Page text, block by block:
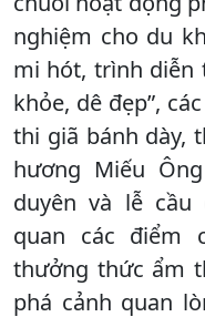
nghiệm cho du
mi hót, trình diễn
khỏe, dê đẹp”,
thi giã bánh dày,
hương Miếu
duyên và lễ cầu
quan các điểm
thưởng thức ẩm
phá cảnh quan